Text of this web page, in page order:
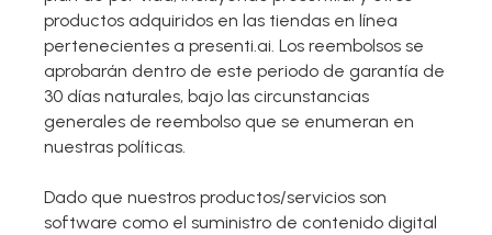
productos adquiridos en las tiendas en línea
pertenecientes a presenti.ai. Los reembolsos se
aprobarán dentro de este periodo de garantía de
30 días naturales, bajo las circunstancias
generales de reembolso que se enumeran en
nuestras políticas.
Dado que nuestros productos/servicios son
software como el suministro de contenido digital